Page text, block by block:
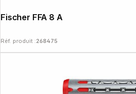
Réf. produit :268475